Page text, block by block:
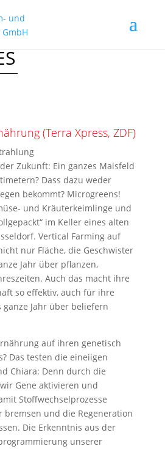
(Terra Xpress, ZDF)
Zukunft: Ein ganzes Maisfeld
Dass dazu weder
bekommt? Microgreens!
und Kräuterkeimlinge und
im Keller eines alten
Vertical Farming auf
nur Fläche, die Geschwister
Jahr über pflanzen,
Auch das macht ihre
so effektiv, auch für ihre
ganze Jahr über beliefern
auf ihren genetisch
Das testen die eineiigen
Chiara: Denn durch die
Gene aktivieren und
Stoffwechselprozesse
bremsen und die Regeneration
Die Erkenntnis aus der
unserer